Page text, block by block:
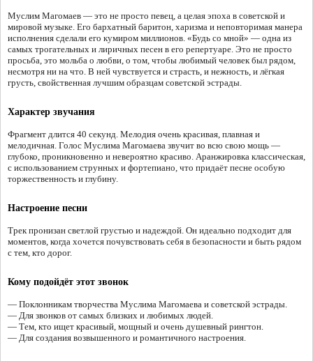
Муслим Магомаев — это не просто певец, а целая эпоха в советской и
мировой музыке. Его бархатный баритон, харизма и неповторимая манера
исполнения сделали его кумиром миллионов. «Будь со мной» — одна из
самых трогательных и лиричных песен в его репертуаре. Это не просто
просьба, это мольба о любви, о том, чтобы любимый человек был рядом,
несмотря ни на что. В ней чувствуется и страсть, и нежность, и лёгкая
грусть, свойственная лучшим образцам советской эстрады.
Характер звучания
Фрагмент длится 40 секунд. Мелодия очень красивая, плавная и
мелодичная. Голос Муслима Магомаева звучит во всю свою мощь —
глубоко, проникновенно и невероятно красиво. Аранжировка классическая,
с использованием струнных и фортепиано, что придаёт песне особую
торжественность и глубину.
Настроение песни
Трек пронизан светлой грустью и надеждой. Он идеально подходит для
моментов, когда хочется почувствовать себя в безопасности и быть рядом
с тем, кто дорог.
Кому подойдёт этот звонок
— Поклонникам творчества Муслима Магомаева и советской эстрады.
— Для звонков от самых близких и любимых людей.
— Тем, кто ищет красивый, мощный и очень душевный рингтон.
— Для создания возвышенного и романтичного настроения.